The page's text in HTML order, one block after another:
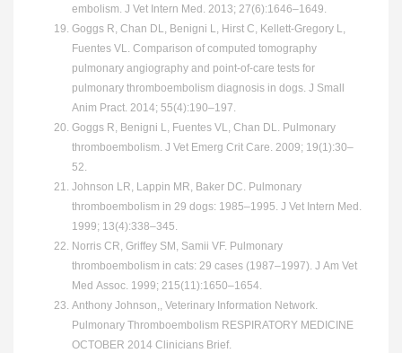
embolism. J Vet Intern Med. 2013; 27(6):1646–1649.
Goggs R, Chan DL, Benigni L, Hirst C, Kellett-Gregory L,
Fuentes VL. Comparison of computed tomography
pulmonary angiography and point-of-care tests for
pulmonary thromboembolism diagnosis in dogs. J Small
Anim Pract. 2014; 55(4):190–197.
Goggs R, Benigni L, Fuentes VL, Chan DL. Pulmonary
thromboembolism. J Vet Emerg Crit Care. 2009; 19(1):30–
52.
Johnson LR, Lappin MR, Baker DC. Pulmonary
thromboembolism in 29 dogs: 1985–1995. J Vet Intern Med.
1999; 13(4):338–345.
Norris CR, Griffey SM, Samii VF. Pulmonary
thromboembolism in cats: 29 cases (1987–1997). J Am Vet
Med Assoc. 1999; 215(11):1650–1654.
Anthony Johnson,, Veterinary Information Network.
Pulmonary Thromboembolism RESPIRATORY MEDICINE
OCTOBER 2014 Clinicians Brief.